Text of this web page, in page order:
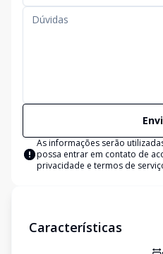
As informações serão
possa entrar em contato de
privacidade e termos de
Características